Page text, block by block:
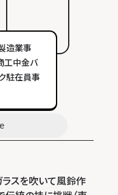
造業事
工中金バ
駐在員事
ラスを吹いて風鈴作